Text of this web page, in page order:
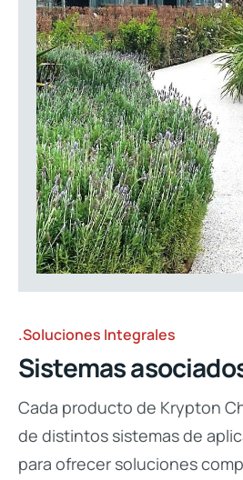
.Soluciones Integrales
Sistemas
Cada producto de Krypton
de distintos sistemas de
para ofrecer soluciones